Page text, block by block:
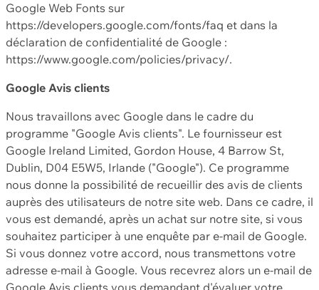
Google Web Fonts sur
https://developers.google.com/fonts/faq et dans la
déclaration de confidentialité de Google :
https://www.google.com/policies/privacy/.
Google Avis clients
Nous travaillons avec Google dans le cadre du
programme "Google Avis clients". Le fournisseur est
Google Ireland Limited, Gordon House, 4 Barrow St,
Dublin, D04 E5W5, Irlande ("Google"). Ce programme
nous donne la possibilité de recueillir des avis de clients
auprès des utilisateurs de notre site web. Dans ce cadre, il
vous est demandé, après un achat sur notre site, si vous
souhaitez participer à une enquête par e-mail de Google.
Si vous donnez votre accord, nous transmettons votre
adresse e-mail à Google. Vous recevrez alors un e-mail de